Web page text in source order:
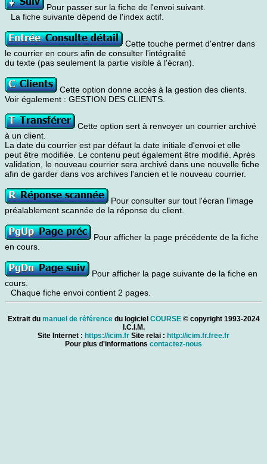
Pour passer sur la fiche de l'envoi suivant.
La fiche suivante dépend de l'index actif.
Cette touche permet d'entrer dans
le courrier en cours afin de consulter l'intégralité
du texte (pas seulement la partie visible à l'écran).
Cette option donne accès à la gestion des clients.
Voir également : GESTION DES CLIENTS.
Cette option sert à renvoyer un courrier archivé
à un client.
La date du courrier est par défaut la date initiale d'envoi et elle
peut être modifiée. Le contenu peut également être modifié. Après
validation, le nouveau courrier sera archivé dans une nouvelle fiche
afin de garder dans vos archives l'ancien et le nouveau courrier.
Pour consulter sur tout l'écran l'image
préalablement scannée de la réponse du client.
Pour afficher la page précédente de la fiche
en cours.
Pour afficher la page suivante de la fiche en
cours.
Chaque fiche envoi contient 2 pages.
Extrait du manuel de référencedu logiciel COURSE© copyright 1993-2024
I.C.I.M.
Site Internet : https://icim.fr Site relai : http://icim.fr.free.fr
Pour plus d'informations contactez-nous